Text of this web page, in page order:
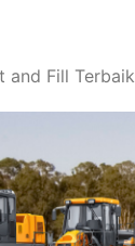
and Fill Terbaik